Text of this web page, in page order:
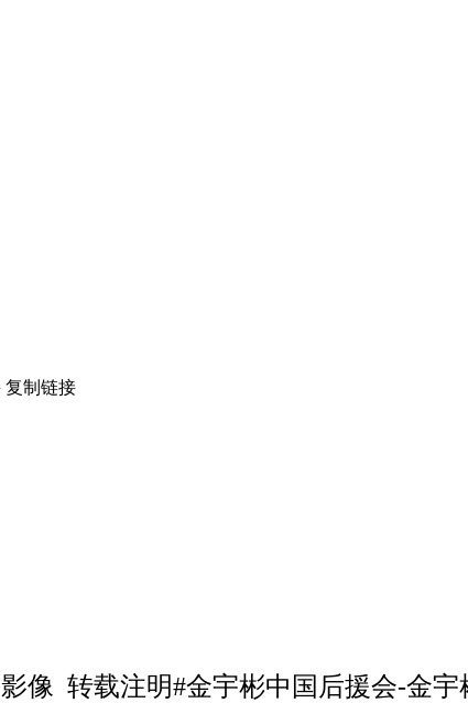
复制链接
像 转载注明#金宇彬中国后援会-金宇